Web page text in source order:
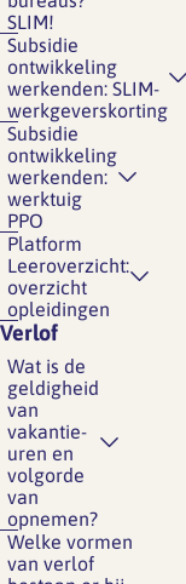
SLIM!
Subsidie
ontwikkeling
werkenden: SLIM-
werkgeverskorting
Subsidie
ontwikkeling
werkenden:
werktuig
PPO
Platform
Leeroverzicht:
overzicht
opleidingen
Verlof
Wat is de
geldigheid
van
vakantie-
uren en
volgorde
van
opnemen?
Welke vormen
van verlof